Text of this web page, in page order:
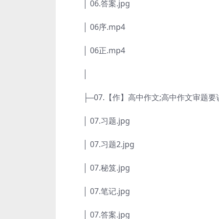
│ 06.答案.jpg
│ 06序.mp4
│ 06正.mp4
├─07.【作】高中作文;高中作文审题要
│ 07.习题.jpg
│ 07.习题2.jpg
│ 07.秘笈.jpg
│ 07.笔记.jpg
│ 07.答案.jpg